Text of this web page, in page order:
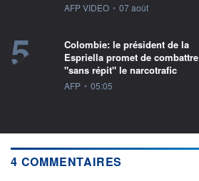
information fournie par
AFP VIDEO • 07 août
5
Colombie: le président de la
Espriella promet de combattre
"sans répit" le narcotrafic
information fournie par
AFP • 05:05
4 COMMENTAIRES